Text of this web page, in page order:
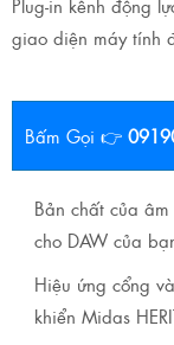
Plug-in kênh động
giao diện máy tính
Bấm Gọi 👉
Bản chất của
cho DAW của
Hiệu ứng cổng
khiển Midas